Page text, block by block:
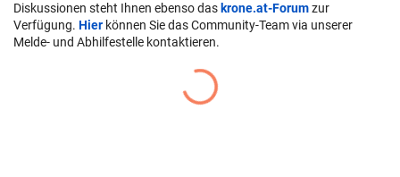
Diskussionen steht Ihnen ebenso das krone.at-Forumzur
Verfügung. Hier können Sie das Community-Team via unserer
Melde- und Abhilfestelle kontaktieren.